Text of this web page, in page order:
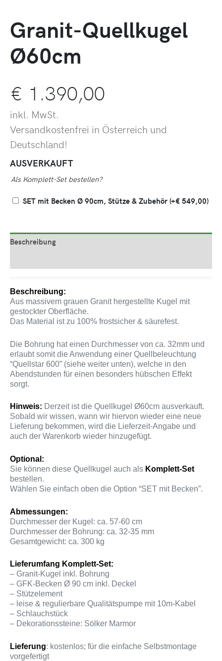
Granit-Quellkugel
Ø60cm
€ 1.390,00
inkl. MwSt.
Versandkostenfrei in Österreich und
Deutschland!
AUSVERKAUFT
Als Komplett-Set bestellen?
SET mit Becken Ø 90cm, Stütze & Zubehör (+€ 549,00)
Beschreibung
Beschreibung:
Aus massivem grauen Granit hergestellte Kugel mit
gestockter Oberfläche.
Das Material ist zu 100% frostsicher & säurefest.
Die Bohrung hat einen Durchmesser von ca. 32mm und
erlaubt somit die Anwendung einer Quellbeleuchtung
“Quellstar 600” (siehe weiter unten), welche in den
Abendstunden für einen besonders hübschen Effekt
sorgt.
Hinweis: Derzeit ist die Quellkugel Ø60cm ausverkauft.
Sobald wir wissen, wann wir hiervon wieder eine neue
Lieferung bekommen, wird die Lieferzeit-Angabe und
auch der Warenkorb wieder hinzugefügt.
Optional:
Sie können diese Quellkugel auch als Komplett-Set
bestellen.
Wählen Sie einfach oben die Option “SET mit Becken”.
Abmessungen:
Durchmesser der Kugel: ca. 57-60 cm
Durchmesser der Bohrung: ca. 32-35 mm
Gesamtgewicht: ca. 300 kg
Lieferumfang Komplett-Set:
– Granit-Kugel inkl. Bohrung
– GFK-Becken Ø 90 cm inkl. Deckel
– Stützelement
– leise & regulierbare Qualitätspumpe mit 10m-Kabel
– Schlauchstück
– Dekorationssteine: Sölker Marmor
Lieferung: kostenlos; für die einfache Selbstmontage
vorgefertigt